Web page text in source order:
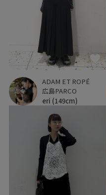
ADAM ET ROPÉ
広島PARCO
eri (149cm)